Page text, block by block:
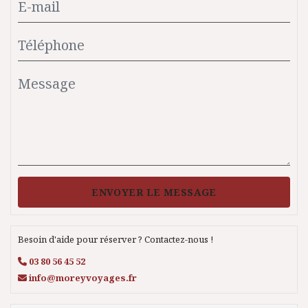
ENVOYER LE MESSAGE
Besoin d'aide pour réserver ? Contactez-nous !
03 80 56 45 52
info@moreyvoyages.fr